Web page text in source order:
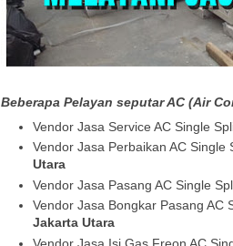
Beberapa Pelayan seputar AC (Air
Vendor Jasa Service AC Single
Vendor Jasa Perbaikan AC Single
Utara
Vendor Jasa Pasang AC Single
Vendor Jasa Bongkar Pasang AC
Jakarta Utara
Vendor Jasa Isi Gas Freon AC